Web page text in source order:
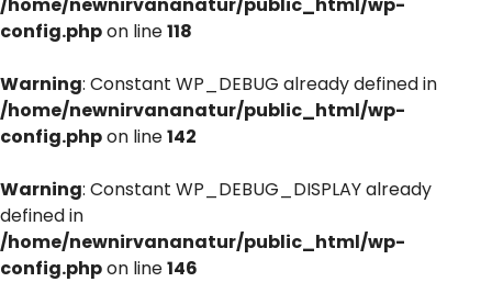
config.phpon line118
Warning: Constant WP_DEBUG already defined in
/home/newnirvananatur/public_html/wp-
config.phpon line142
Warning: Constant WP_DEBUG_DISPLAY already
defined in
/home/newnirvananatur/public_html/wp-
config.phpon line146